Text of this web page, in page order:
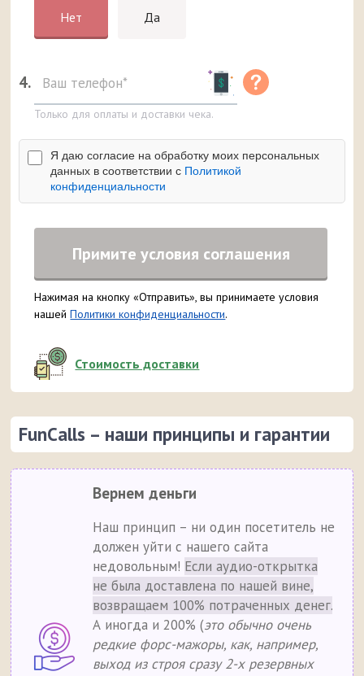
Нет Да
4.
Только для оплаты и доставки чека.
Я даю согласие на обработку моих персональных
данных в соответствии с Политикой
конфиденциальности
Примите условия соглашения
Нажимая на кнопку «Отправить», вы принимаете условия
нашейПолитики конфиденциальности.
Стоимость доставки
FunCalls – наши принципы и гарантии
Вернем деньги
Наш принцип – ни один посетитель не
должен уйти с нашего сайта
недовольным! Если аудио-открытка
не была доставлена по нашей вине,
возвращаем 100% потраченных денег.
А иногда и 200% (это обычно очень
редкие форс-мажоры, как, например,
выход из строя сразу 2-х резервных